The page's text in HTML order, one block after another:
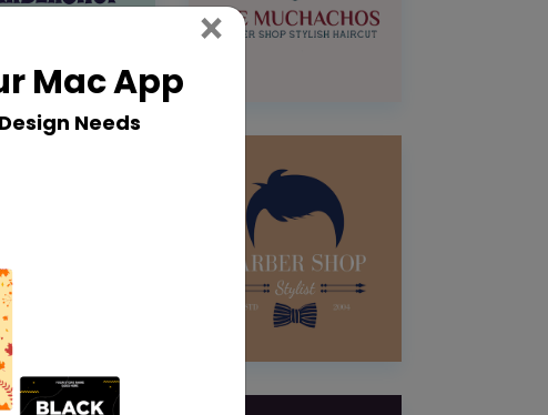
Mac App
Needs
× Close